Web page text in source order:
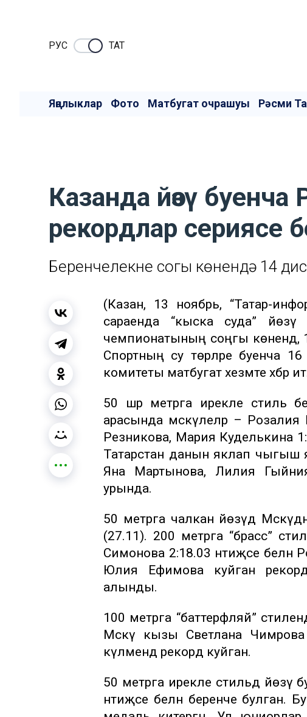
РУC ТАТ
Яңалыклар Фото Матбугат очрашуы Рәсми
Казанда йөзү
рекордлар сериясе
Беренчелекнең соңгы көнендә 14
(Казан, 13 ноябрь, “Татар-
сараенда “кыска суда”
чемпионатының соңгы көнендә,
Спортның су төрләре буенча
комитеты матбугат хезмәте хәбәр
50 шәр метрга ирекле стиль
арасында мәскәүлеләр –
Резникова, Мария Куделькина
Татарстан данын яклап чыгыш
Яна Мартынова, Лилия
урында.
50 метрга чалкан йөзүдә
(27.11). 200 метрга “брасс”
Симонова 2:18.03 нәтиҗәсе
Юлия Ефимова куйган
алынды.
100 метрга “баттерфляй”
Мәскәү кызы Светлана
күләмендә рекорд куйган.
50 метрга ирекле стильдә йөзү
нәтиҗәсе белән беренче